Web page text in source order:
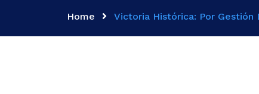
Home Victoria Histórica: Por Gestión